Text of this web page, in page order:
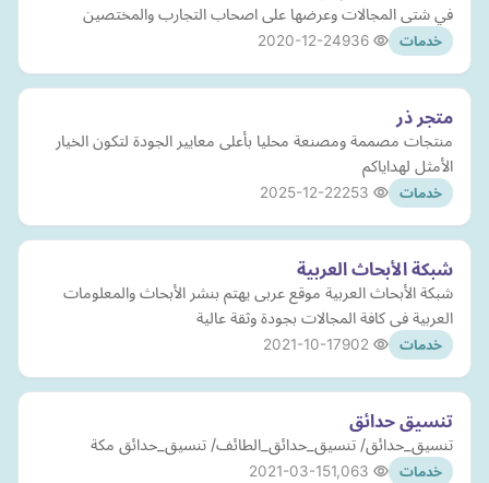
في شتى المجالات وعرضها على اصحاب التجارب والمختصين
خدمات 2020-12-24
متجر ذر
منتجات مصممة ومصنعة محليا بأعلى معايير الجودة لتكون الخيار
الأمثل لهداياكم
خدمات 2025-12-22
شبكة الأبحاث العربية
شبكة الأبحاث العربية موقع عربى يهتم بنشر الأبحاث والمعلومات
العربية فى كافة المجالات بجودة وثقة عالية
خدمات 2021-10-17
تنسيق حدائق
تنسيق_حدائق/ تنسيق_حدائق_الطائف/ تنسيق_حدائق مكة
خدمات 2021-03-15